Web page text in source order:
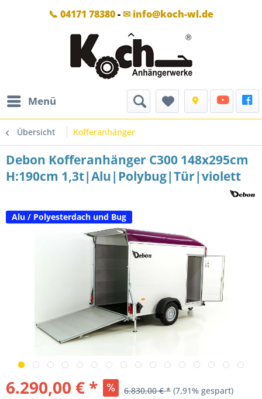
📞 04171 78380- ✉ info@koch-wl.de
Menü
Übersicht Kofferanhänger
Debon Kofferanhänger C300 148x295cm
H:190cm 1,3t|Alu|Polybug|Tür|violett
Alu / Polyesterdach und Bug
6.290,00 € * 6.830,00 € * (7,91% gespart)